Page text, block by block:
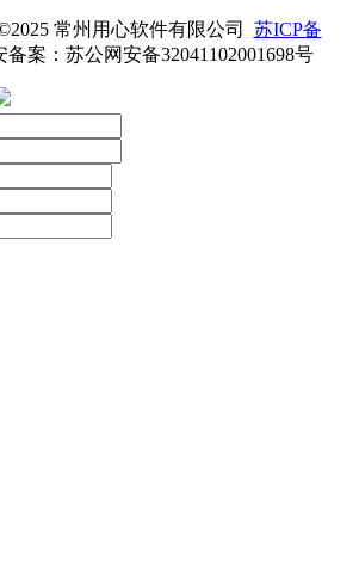
常州用心软件有限公司 苏ICP备
备案：苏公网安备32041102001698号